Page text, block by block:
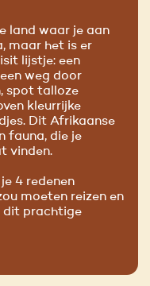
land waar je aan
maar het is er
lijstje: een
weg door
spot talloze
kleurrijke
Dit Afrikaanse
fauna, die je
vinden.
4 redenen
moeten reizen en
dit prachtige